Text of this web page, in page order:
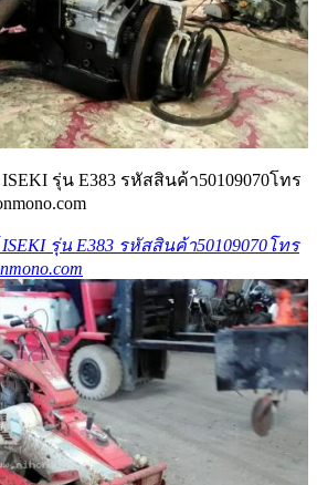
รุ่น E383 รหัสสินค้า50109070โทร
รุ่น E383 รหัสสินค้า50109070โทร